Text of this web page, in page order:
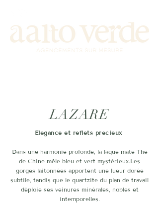
LAZARE
Elégance et reflets précieux
Dans une harmonie profonde, la laque mate Thé
de Chine mêle bleu et vert mystérieux.Les
gorges laitonnées apportent une lueur dorée
subtile, tandis que le quartzite du plan de travail
déploie ses veinures minérales, nobles et
intemporelles.